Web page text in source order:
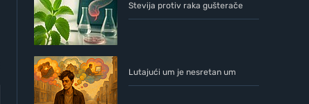
Stevija protiv raka gušterače
Lutajući um je nesretan um